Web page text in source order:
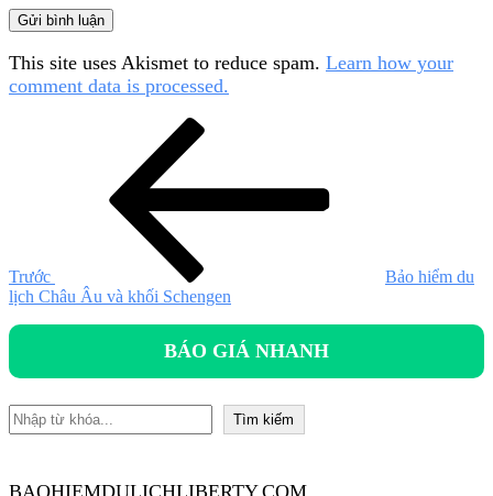
This site uses Akismet to reduce spam. Learn how your
comment data is processed.
Trước
Bảo hiểm du
lịch Châu Âu và khối Schengen
BÁO GIÁ NHANH
Tìm kiếm Tìm kiếm